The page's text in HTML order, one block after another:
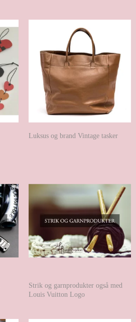
Luksus og brand Vintage tasker
Strik og garnprodukter også med
Louis Vuitton Logo